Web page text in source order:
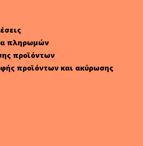
πληρωμών
προϊόντων
προϊόντων και ακύρωσης